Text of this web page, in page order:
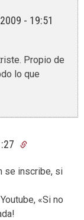
- 19:51
Propio de
lo que
se inscribe, si
«Si no